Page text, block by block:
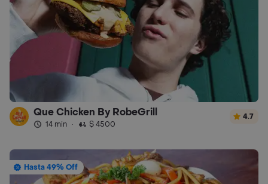
Que Chicken By RobeGrill
14 min · $ 4500
4.7
Hasta 49% Off